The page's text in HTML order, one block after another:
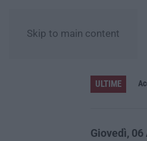
Skip to main content
ULTIME
Giovedì, 06